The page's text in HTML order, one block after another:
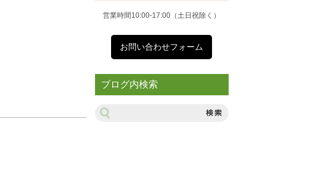
営業時間10:00-17:00（土日祝除く）
お問い合わせフォーム
ブログ内検索